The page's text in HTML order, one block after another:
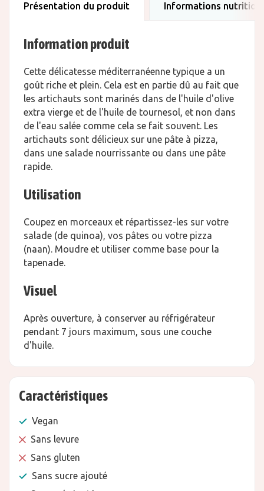
Présentation du produit Informations
Information produit
Cette délicatesse méditerranéenne typique a un
goût riche et plein. Cela est en partie dû au fait que
les artichauts sont marinés dans de l'huile d'olive
extra vierge et de l'huile de tournesol, et non dans
de l'eau salée comme cela se fait souvent. Les
artichauts sont délicieux sur une pâte à pizza,
dans une salade nourrissante ou dans une pâte
rapide.
Utilisation
Coupez en morceaux et répartissez-les sur votre
salade (de quinoa), vos pâtes ou votre pizza
(naan). Moudre et utiliser comme base pour la
tapenade.
Visuel
Après ouverture, à conserver au réfrigérateur
pendant 7 jours maximum, sous une couche
d'huile.
Caractéristiques
Vegan
Sans levure
Sans gluten
Sans sucre ajouté